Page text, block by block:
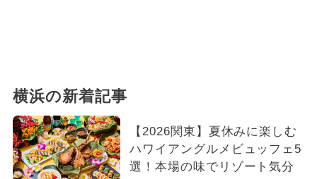
横浜の新着記事
【2026関東】夏休みに楽しむ
ハワイアングルメビュッフェ5
選！本場の味でリゾート気分